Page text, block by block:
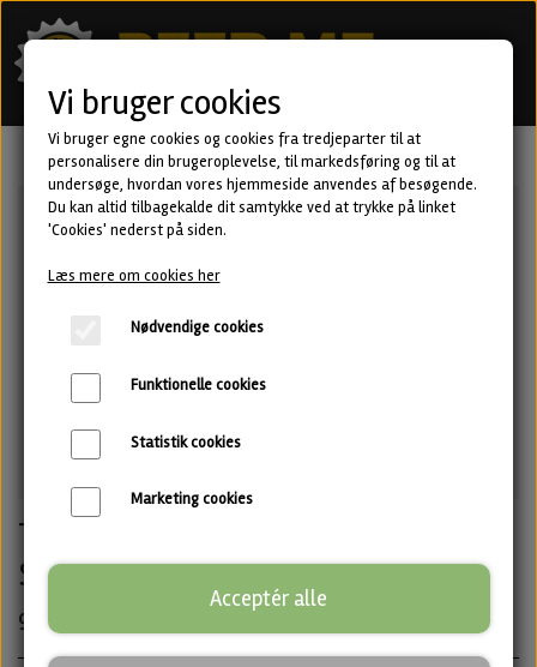
The Thin Crust of Civilization - BA
Strong Ale fra Blackout Brewing
99,00 kr.
Vi bruger cookies
Vi bruger egne cookies og cookies fra tredjeparter til at
personalisere din brugeroplevelse, til markedsføring og til at
undersøge, hvordan vores hjemmeside anvendes af besøgende.
Du kan altid tilbagekalde dit samtykke ved at trykke på linket
'Cookies' nederst på siden.
Læs mere om cookies her
Nødvendige cookies
Funktionelle cookies
Statistik cookies
Marketing cookies
Acceptér alle